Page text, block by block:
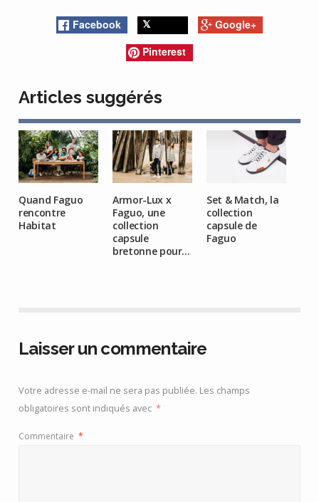
Facebook Twitter
Google+
Pinterest
Articles suggérés
Quand Faguo
rencontre
Habitat
Armor-Lux x
Faguo, une
collection
capsule
bretonne pour...
Set & Match, la
collection
capsule de
Faguo
Laisser un commentaire
Votre adresse e-mail ne sera pas publiée. Les champs
obligatoires sont indiqués avec *
Commentaire *